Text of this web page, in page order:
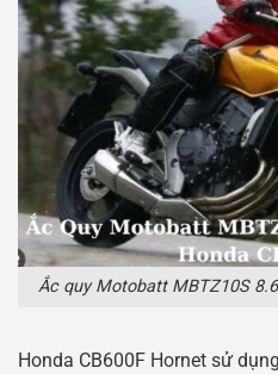
Ắc quy Motobatt MBTZ10S
Honda CB600F Hornet sử